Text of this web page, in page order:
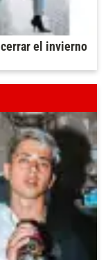
cerrar el invierno